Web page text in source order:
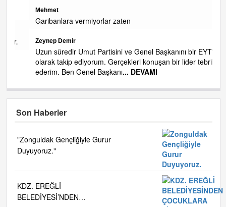
Mehmet
Garibanlara vermiyorlar zaten
Zeynep Demir
Uzun süredir Umut Partisini ve Genel Başkanını bir EYT'li
olarak takip ediyorum. Gerçekleri konuşan bir lider tebrik
ederim. Ben Genel Başkanı... DEVAMI
Son Haberler
"Zonguldak Gençliğiyle Gurur
Duyuyoruz."
KDZ. EREĞLİ
BELEDİYESİ’NDEN